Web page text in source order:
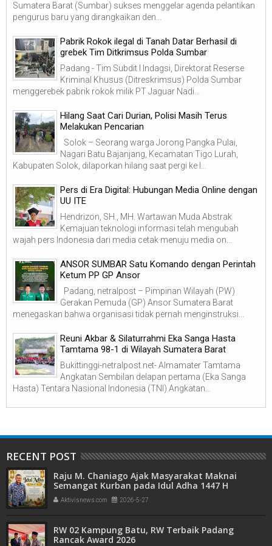
Sumatera Barat (Sumbar) sukses menggelar agenda pelantikan
pengurus baru yang dirangkaikan den...
Pabrik Rokok ilegal di Tanah Datar Berhasil di
grebek Tim Ditkrimsus Polda Sumbar
Padang - Tim Subdit I Indagsi, Direktorat Reserse
Kriminal Khusus (Ditreskrimsus) Polda Sumbar
menggerebek pabrik rokok milik PT Jaguar Nadi...
Hilang Saat Cari Durian, Polisi Masih Terus
Melakukan Pencarian
Solok – Seorang warga Jorong Pangka Pulai,
Nagari Batu Bajanjang, Kecamatan Tigo Lurah,
Kabupaten Solok, dilaporkan hilang saat pergi ke l...
Pers di Era Digital: Hubungan Media Online dengan
UU ITE
Hendrizon, SH., MH. Wartawan Muda Abstrak
Kemajuan teknologi informasi telah mengubah
wajah pers Indonesia dari media cetak menuju media on...
ANSOR SUMBAR Satu Komando dengan Perintah
Ketum PP GP Ansor
Padang, netralpost – Pimpinan Wilayah (PW)
Gerakan Pemuda (GP) Ansor Sumatera Barat
menegaskan bahwa organisasi tidak pernah menginstruksi...
Reuni Akbar & Silaturrahmi Eka Sanga Hasta
Tamtama 98-1 di Wilayah Sumatera Barat
Bukittinggi-netralpost.net- Almamater Tamtama
Angkatan Sembilan delapan pertama (Eka Sanga
Hasta) Tentara Nasional Indonesia (TNI) Angkatan...
RECENT POST
Raju M. Chaniago Ajak Masyarakat Maknai
Semangat Kurban pada Idul Adha 1447 H
Aktivisnews.com 2026-5-27
RW 02 Kampung Batu, RW Terbaik Padang
Rancak Award 2026